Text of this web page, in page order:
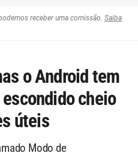
receber uma comissão. Saiba
o Android tem
cheio
úteis
Modo de